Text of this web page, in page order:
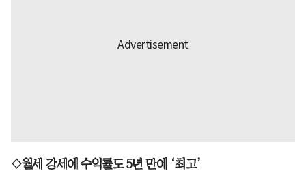
◇월세 강세에 수익률도 5년 만에 ‘최고’